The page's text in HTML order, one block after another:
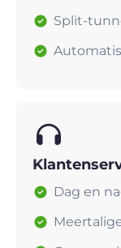
Split-
Dag en